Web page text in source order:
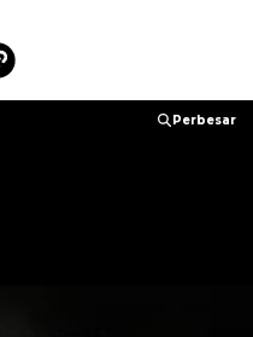
Perbesar
Perbesar